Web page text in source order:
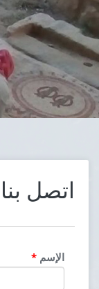
اتصل بنا
الإسم *